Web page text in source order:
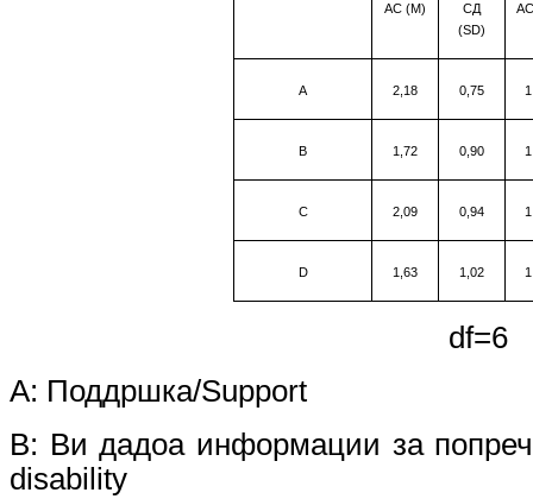
АС (М)
СД
(SD)
A 2,18 0,75
B 1,72 0,90
C 2,09 0,94
D 1,63 1,02
A: Поддршка/Support
B: Ви дадоа информации за
disability